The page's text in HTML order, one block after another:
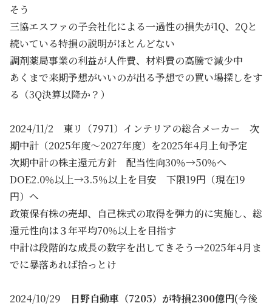
そう
三協エスファの子会社化による一過性の損失が1Q、2Qと
続いている特損の説明がほとんどない
調剤薬局事業の利益が人件費、材料費の高騰で減少中
あくまで来期予想がいいのが出る予想での買い場探しをす
る（3Q決算以降か？）
2024/11/2 東リ（7971）インテリアの総合メーカー 次
期中計（2025年度～2027年度）を2025年4月上旬予定
次期中計の株主還元方針 配当性向30％→50％へ
DOE2.0％以上→3.5％以上を目安 下限19円（現在19
円）へ
政策保有株の売却、自己株式の取得を弾力的に実施し、総
還元性向は３年平均70％以上を目指す
中計は段階的な成長の数字を出してきそう→2025年4月ま
でに暴落あれば拾っとけ
2024/10/29 日野自動車（7205）が特損2300億円(今後